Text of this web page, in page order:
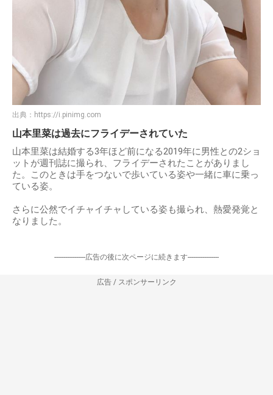
出典： https://i.pinimg.com
山本里菜は過去にフライデーされていた
山本里菜は結婚する3年ほど前になる2019年に男性との2ショ
ットが週刊誌に撮られ、フライデーされたことがありまし
た。このときは手をつないで歩いている姿や一緒に車に乗っ
ている姿。
さらに公然でイチャイチャしている姿も撮られ、熱愛発覚と
なりました。
-----------------広告の後に次ページに続きます-----------------
広告 / スポンサーリンク